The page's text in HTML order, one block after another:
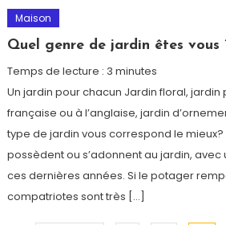
Maison
Quel genre de jardin êtes vous
Temps de lecture : 3 minutes
Un jardin pour chacun Jardin floral, jardin
française ou à l’anglaise, jardin
type de jardin vous correspond le mieux?
possèdent ou s’adonnent au jardin,
ces dernières années. Si le potager
compatriotes sont très […]